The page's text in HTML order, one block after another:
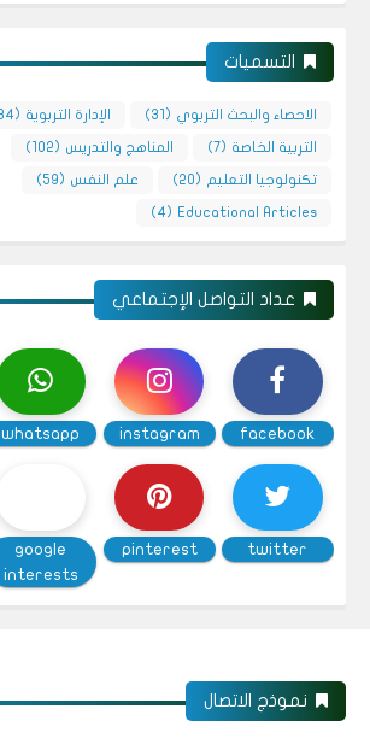
التسميات
الاحصاء والبحث التربوي (31) الإدارة التربوية (34)
التربية الخاصة (7) المناهج والتدريس (102)
تكنولوجيا التعليم (20) علم النفس (59)
Educational Articles
(4)
عداد التواصل الإجتماعي
facebook
instagram
whatsapp
twitter
pinterest
google
interests
نموذج الاتصال